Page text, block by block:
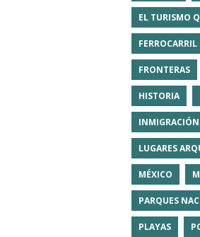
EL TURISMO
FERROCARRIL
FRONTERAS
HISTORIA
INMIGRACIÓN
LUGARES
MÉXICO
PARQUES
PLAYAS